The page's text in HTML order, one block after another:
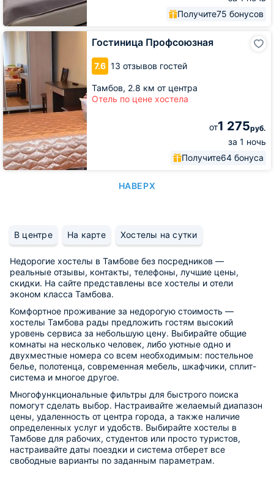
Получите75 бонусов
Гостиница Профсоюзная
7.6 13 отзывов гостей
Тамбов, 2.8 км от центра
Отель по цене хостела
от1 275руб.
за 1 ночь
Получите64 бонуса
Гостиница
НАВЕРХ
В центре На карте Хостелы на сутки
Недорогие хостелы в Тамбове без посредников —
реальные отзывы, контакты, телефоны, лучшие цены,
скидки. На сайте представлены все хостелы и отели
эконом класса Тамбова.
Комфортное проживание за недорогую стоимость —
хостелы Тамбова рады предложить гостям высокий
уровень сервиса за небольшую цену. Выбирайте общие
комнаты на несколько человек, либо уютные одно и
двухместные номера со всем необходимым: постельное
белье, полотенца, современная мебель, шкафчики, сплит-
система и многое другое.
Многофункциональные фильтры для быстрого поиска
помогут сделать выбор. Настраивайте желаемый диапазон
цены, удаленность от центра города, а также наличие
определенных услуг и удобств. Выбирайте хостелы в
Тамбове для рабочих, студентов или просто туристов,
настраивайте даты поездки и система отберет все
свободные варианты по заданным параметрам.